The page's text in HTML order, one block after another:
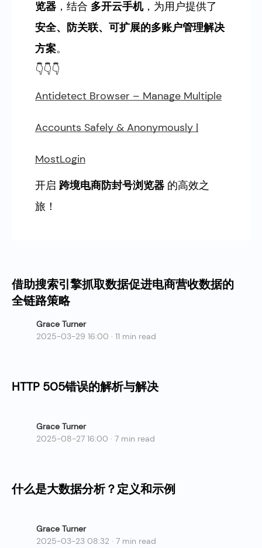
览器 ，结合 多开云手机，为用户提供了
安全、防关联、可扩展的多账户管理解决
方案。
👇👇👇
Antidetect Browser – Manage Multiple
Accounts Safely & Anonymously |
MostLogin
开启 跨境电商防封号浏览器 的高效之
旅！
借助搜索引擎抓取数据促进电商营收数据的
全链路策略
Grace Turner
2025-03-29 16:00 · 11 min read
HTTP 505错误的解析与解决
Grace Turner
2025-08-27 16:00 · 7 min read
什么是大数据分析？定义和示例
Grace Turner
2025-03-23 08:32 · 7 min read